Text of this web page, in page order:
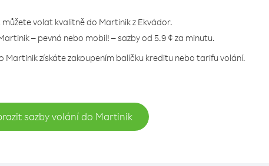
můžete volat kvalitně do Martinik z Ekvádor.
– pevná nebo mobil! – sazby od 5.9 ¢ za minutu.
Martinik získáte zakoupením balíčku kreditu nebo tarifu volání.
sazby volání do Martinik